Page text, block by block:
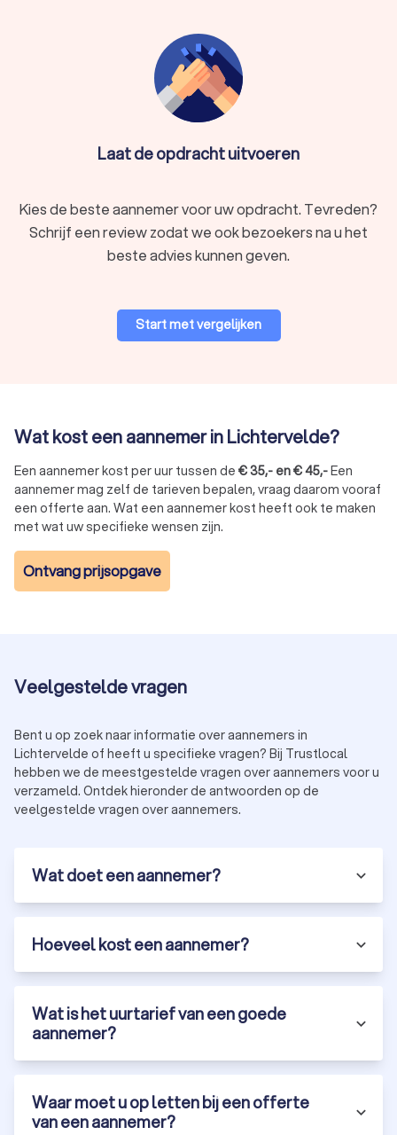
Laat de opdracht uitvoeren
Kies de beste aannemer voor uw opdracht. Tevreden?
Schrijf een review zodat we ook bezoekers na u het
beste advies kunnen geven.
Start met vergelijken
Wat kost een aannemer in Lichtervelde?
Een aannemer kost per uur tussen de €35,- en€45,-Een
aannemer mag zelf de tarieven bepalen, vraag daarom vooraf
een offerte aan. Wat een aannemer kost heeft ook te maken
met wat uw specifieke wensen zijn.
Ontvang prijsopgave
Veelgestelde vragen
Bent u op zoek naar informatie over aannemers in
Lichtervelde of heeft u specifieke vragen? Bij Trustlocal
hebben we de meestgestelde vragen over aannemers voor u
verzameld. Ontdek hieronder de antwoorden op de
veelgestelde vragen over aannemers.
Wat doet een aannemer?
Hoeveel kost een aannemer?
Wat is het uurtarief van een goede
aannemer?
Waar moet u op letten bij een offerte
van een aannemer?